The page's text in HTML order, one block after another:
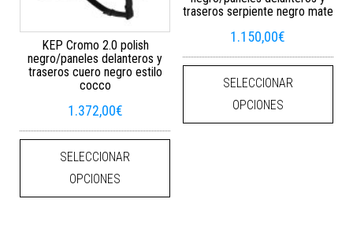
KEP Cromo 2.0 polish
negro/paneles delanteros y
traseros cuero negro estilo
cocco
1.372,00€
SELECCIONAR
OPCIONES
Este producto tiene múltiples
traseros serpiente negro mate
1.150,00€
SELECCIONAR
OPCIONES